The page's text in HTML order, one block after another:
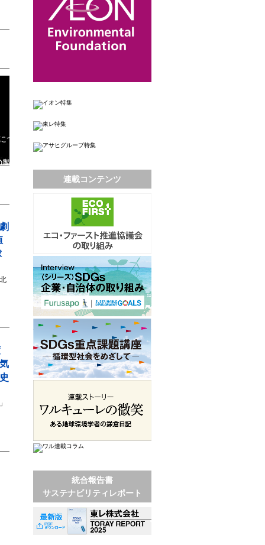
連載コンテンツ
統合報告書
サステナビリティレポート